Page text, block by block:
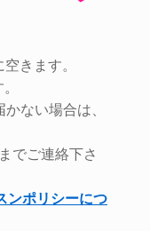
きます。
ない場合は、
でご連絡下さ
ンポリシーにつ